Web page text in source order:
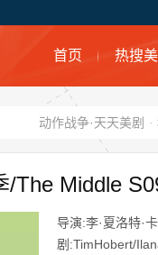
首页 热搜
动作战争·天天美剧 ·
/The Middle
导演:李·夏洛特·
剧:TimHobert/